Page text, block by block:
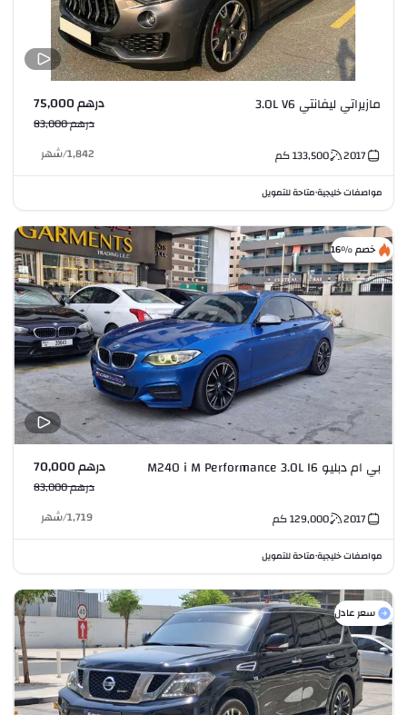
مازيراتي ليفانتي 3.0L V6 درهم 75,000
درهم 83,000
2017
133,500كم 1,842
/شهر
مواصفات خليجية•متاحة للتمويل
خصم %16
بي ام دبليو M240 i M Performance 3.0L I6 درهم 70,000
درهم 83,000
2017
129,000كم 1,719
/شهر
مواصفات خليجية•متاحة للتمويل
سعر عادل